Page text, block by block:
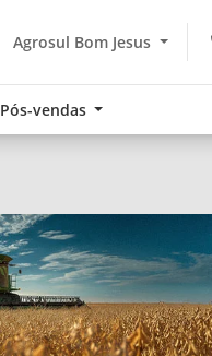
Agrosul Bom Jesus
Pós-vendas